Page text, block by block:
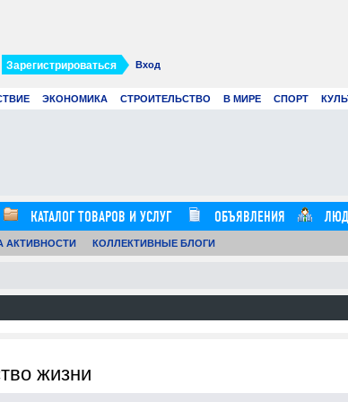
Вход
Зарегистрироваться
ЭКОНОМИКА СТРОИТЕЛЬСТВО В МИРЕ СПОРТ
КАТАЛОГ ТОВАРОВ И УСЛУГ ОБЪЯВЛЕНИЯ
АКТИВНОСТИ КОЛЛЕКТИВНЫЕ БЛОГИ
жизни